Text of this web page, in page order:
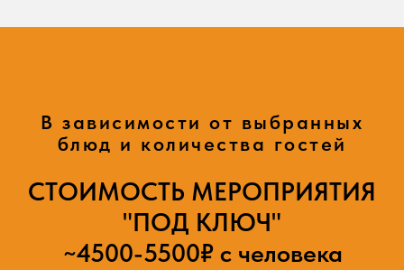
В зависимости от выбранных
блюд и количества гостей
СТОИМОСТЬ МЕРОПРИЯТИЯ
"ПОД КЛЮЧ"
~4500-5500₽ с человека